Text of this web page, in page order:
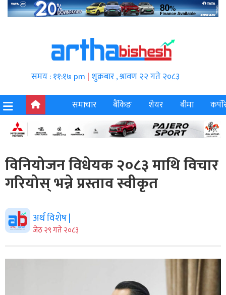
समय : ११:१७ pm | शुक्रबार , श्रावण २२ गते २०८३
समाचार
बैंकिङ शेयर बीमा
विनियोजन विधेयक २०८३ माथि विचार
गरियोस् भन्ने प्रस्ताव स्वीकृत
अर्थ विशेष |
जेठ २९ गते २०८३